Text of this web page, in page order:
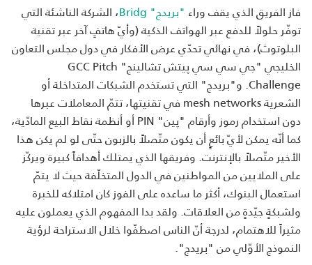
فاز الفريق الذي يقف وراء "بريدج" Bridg
، الشركة الناشئة التي
توفّر حلولاً للدفع عبر الهواتف الذكية (وأيّ هاتفٍ آخر عبر تقنية
البلوتوث)، في نهائي تحدّي عرض الأفكار في دول مجلس التعاون
الخليجي "جي سي سي پيتش تشالينج" GCC Pitch
Challenge. و"بريدج" التي تستخدم الشبكات المتداخلة أو
الشعرية mesh networks في تقنيتها، تتمّ المعاملات عبرها
دون استخدام رموز وأرقام "پين" PIN أو أنظمة نقاط البيع المادّية،
كما أنّه يمكن لأيّ بائعٍ أن يكون متّصلاً بالزبون حتّى لو لم يكن هذا
الأخير متّصلاً بالإنترنت. وفريقها الذي يمتلك أهدافاً كبيرة ويركّز
على الملايين من المواطنين في الدول المتخلّفة حيث لا يتمّ
استعمال البنوك، أكثر ما ساعده على الفوز كان امتلاكه للخبرة
ولشبكةٍ جيّدةٍ من العلاقات. ولقد بدا المفهوم الذي يعملون عليه
مثيراً للاهتمام، لدرجة أنّ الناس اصطفّوا خلال الاستراحة لرؤية
النموذج الأوّلي من "بريدج".